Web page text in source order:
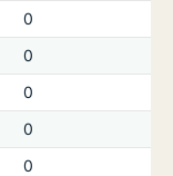
0
0
0
0
0